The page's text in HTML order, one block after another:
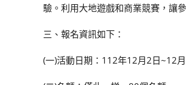
驗。利用大地遊戲和商業競賽，讓
三、報名資訊如下：
(一)活動日期：112年12月2日~12